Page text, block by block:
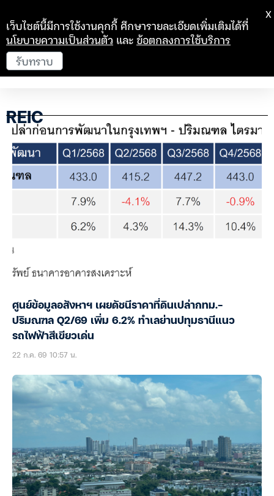
REIC
ศูนย์ข้อมูลอสังหาฯ เผยดัชนีราคาที่ดินเปล่ากทม.-
ปริมณฑล Q2/69 เพิ่ม 6.2% ทำเลย่านปทุมธานีแนว
รถไฟฟ้าสีเขียวเด่น
22 ก.ค. 69 10:57 น.
เว็บไซต์นี้มีการใช้งานคุกกี้ ศึกษารายละเอียดเพิ่มเติมได้ที่
นโยบายความเป็นส่วนตัว และข้อตกลงการใช้บริการ
รับทราบ
X